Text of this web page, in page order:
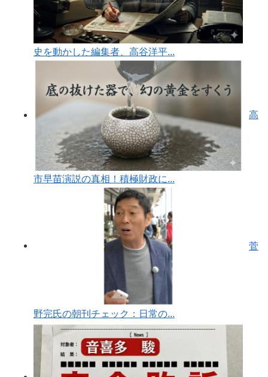
史を動かした編集者、高谷洋平...
高
市早苗演説の真相！積極財政に...
菅
野完氏の朝刊チェック：日常の...